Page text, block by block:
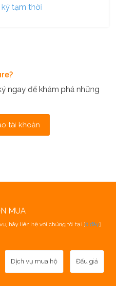
ký tạm thời
ngay để khám phá những
tài khoản
MUA
hãy liên hệ với chúng tôi tại [ở đây].
Dịch vụ mua hộ Đấu giá